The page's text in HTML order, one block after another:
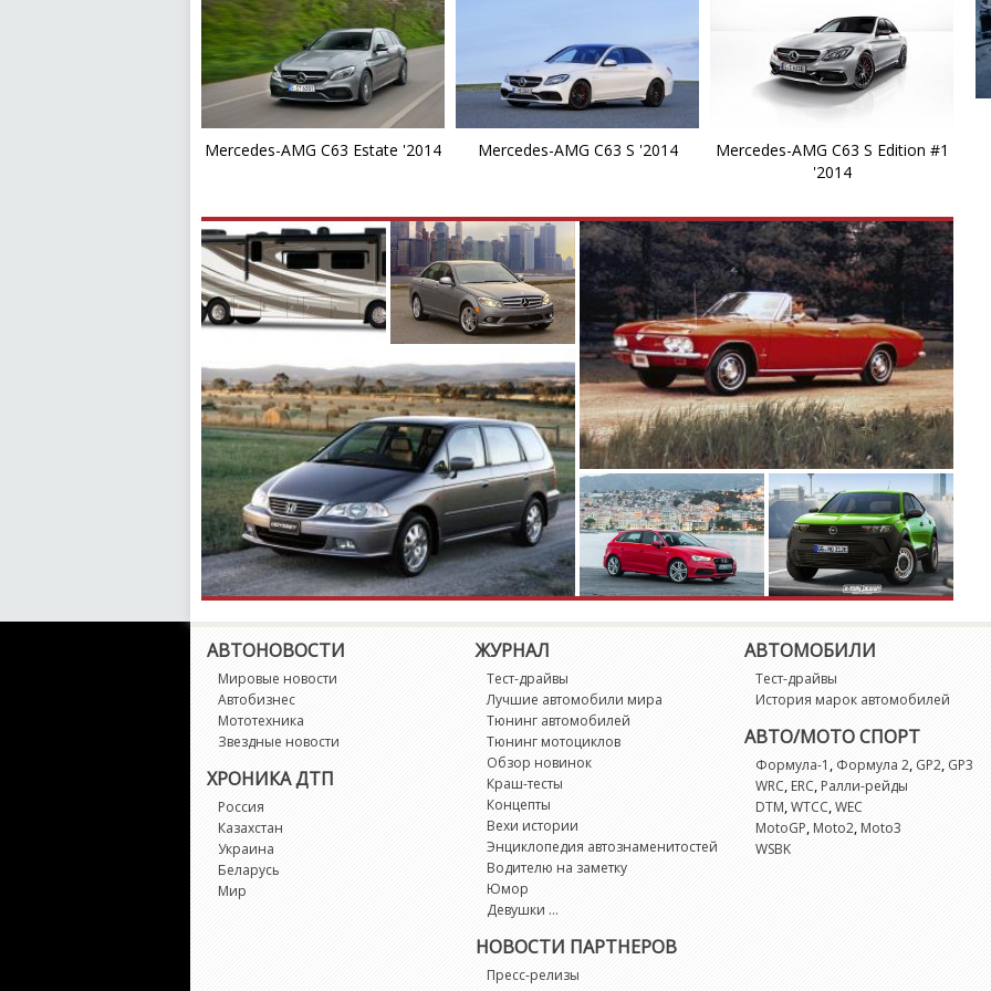
Mercedes-AMG C63 Estate '2014 Mercedes-AMG C63 S '2014
Mercedes-AMG C63 S Edition #1
'2014
АВТОНОВОСТИ
Мировые новости
Автобизнес
Мототехника
Звездные новости
ХРОНИКА ДТП
Россия
Казахстан
Украина
Беларусь
Мир
ЖУРНАЛ
Тест-драйвы
Лучшие автомобили мира
Тюнинг автомобилей
Тюнинг мотоциклов
Обзор новинок
Краш-тесты
Концепты
Вехи истории
Энциклопедия автознаменитостей
Водителю на заметку
Юмор
Девушки ...
НОВОСТИ ПАРТНЕРОВ
Пресс-релизы
АВТОМОБИЛИ
Тест-драйвы
История марок автомобилей
АВТО/МОТО СПОРТ
Формула-1 , Формула 2, GP2, GP3
WRC,ERC,Ралли-рейды
DTM,WTCC,WEC
MotoGP,Moto2,Moto3
WSBK